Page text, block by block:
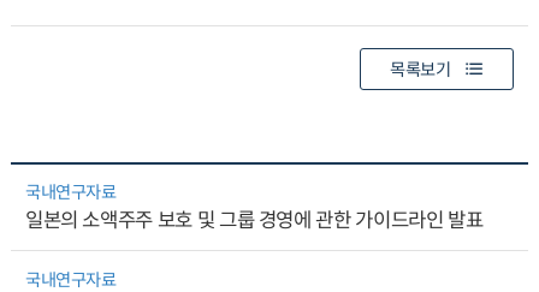
목록보기
국내연구자료
일본의 소액주주 보호 및 그룹 경영에 관한 가이드라인 발표
국내연구자료